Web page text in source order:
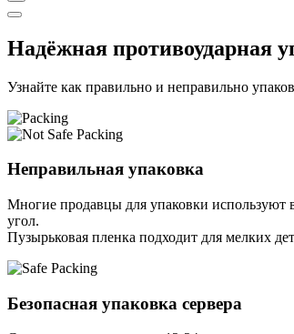
Надёжная противоударная
Узнайте как правильно и неправильно
Неправильная упаковка
Многие продавцы для упаковки используют
угол.
Пузырьковая пленка подходит для мелких
Безопасная упаковка сервера